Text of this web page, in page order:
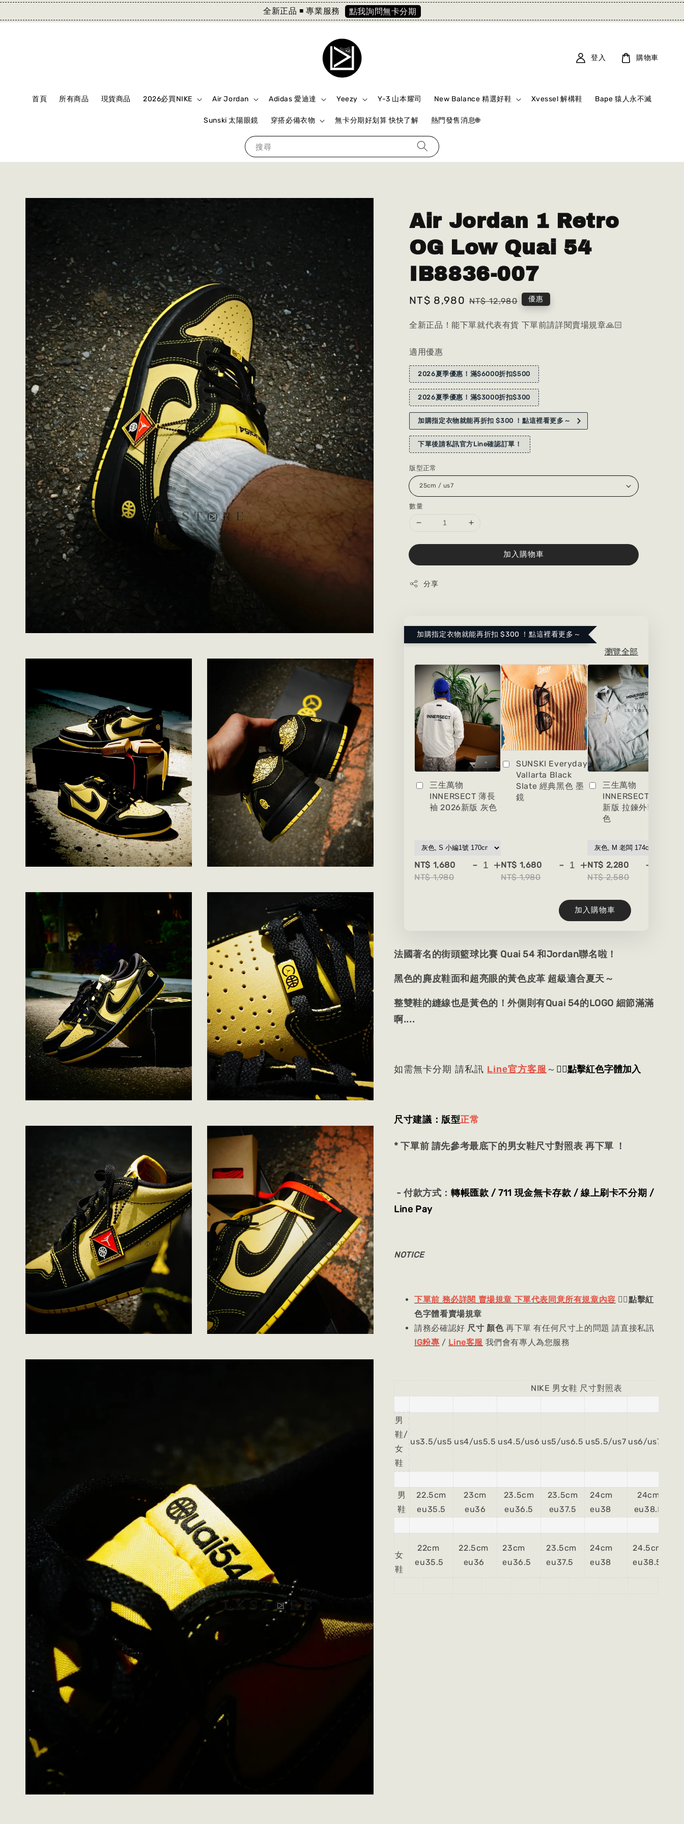
全新正品 ◾️ 專業服務 點我詢問無卡分期
搜尋
首頁 所有商品 現貨商品 2026必買NIKE Air Jordan Adidas 愛迪達 Yeezy Y-3 山本耀司 New Balance 精選好鞋 Xvessel 解構鞋 Bape 猿人永不滅
Sunski 太陽眼鏡 穿搭必備衣物 無卡分期好划算 快快了解 熱門發售消息🌐
登入 購物車
Air Jordan 1 Retro
OG Low Quai 54
IB8836-007
Sale
NT$ 8,980 Regular
NT$ 12,980 優惠
全新正品！能下單就代表有貨 下單前請詳閱賣場規章🙏🏻
適用優惠
2026夏季優惠！滿$6000折扣$500
2026夏季優惠！滿$3000折扣$300
加購指定衣物就能再折扣 $300 ！點這裡看更多～
下單後請私訊官方Line確認訂單！
版型正常
數量
加入購物車
分享
加購指定衣物就能再折扣 $300 ！點這裡看更多～
瀏覽全部
三生萬物
INNERSECT 薄長
袖 2026新版 灰色
NT$ 1,680
NT$ 1,980
- +
SUNSKI Everyday
Vallarta Black
Slate 經典黑色 墨
鏡
NT$ 1,680
NT$ 1,980
- +
三生萬物
INNERSECT 2026
新版 拉鍊外套 灰
色
NT$ 2,280
NT$ 2,580
-
加入購物車
法國著名的街頭籃球比賽 Quai 54 和Jordan聯名啦！
黑色的麂皮鞋面和超亮眼的黃色皮革 超級適合夏天～
整雙鞋的縫線也是黃色的！外側則有Quai 54的LOGO 細節滿滿
啊....
如需無卡分期 請私訊 Line官方客服 ～ 👈🏻點擊紅色字體加入
尺寸建議：版型正常
* 下單前 請先參考最底下的男女鞋尺寸對照表 再下單 ！
- 付款方式： 轉帳匯款 / 711 現金無卡存款 / 線上刷卡不分期 /
Line Pay
NOTICE
下單前 務必詳閱 賣場規章 下單代表同意所有規章內容 👈🏻點擊紅
色字體看賣場規章
請務必確認好 尺寸 顏色再下單 有任何尺寸上的問題 請直接私訊
IG粉專 / Line客服 我們會有專人為您服務
NIKE 男女鞋 尺寸對照表
男
鞋/
女
鞋
us3.5/us5 us4/us5.5 us4.5/us6 us5/us6.5 us5.5/us7 us6/us7.5
男
鞋
22.5cm
eu35.5
23cm
eu36
23.5cm
eu36.5
23.5cm
eu37.5
24cm
eu38
24cm
eu38.5
女
鞋
22cm
eu35.5
22.5cm
eu36
23cm
eu36.5
23.5cm
eu37.5
24cm
eu38
24.5cm
eu38.5